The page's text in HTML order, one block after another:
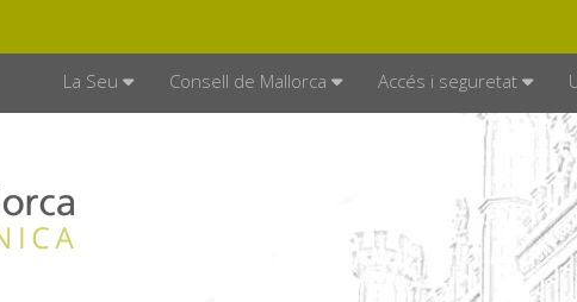
La Seu Consell de Mallorca Accés i seguretat